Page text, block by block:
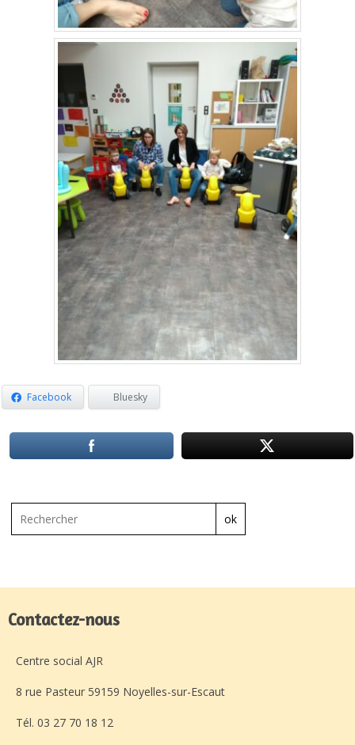
Facebook Bluesky
ok
Contactez-nous
Centre social AJR
8 rue Pasteur 59159 Noyelles-sur-Escaut
Tél. 03 27 70 18 12